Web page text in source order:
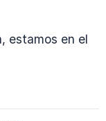
estamos en el